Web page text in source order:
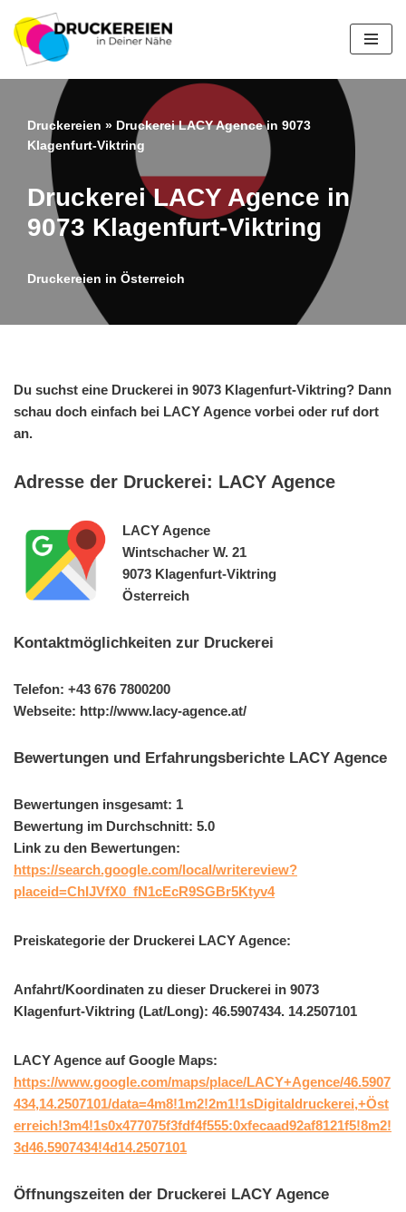
Zum
Inhalt
springen
Druckereien » Druckerei LACY Agence in 9073
Klagenfurt-Viktring
Druckerei LACY Agence in
9073 Klagenfurt-Viktring
Druckereien in Österreich
Du suchst eine Druckerei in 9073 Klagenfurt-Viktring? Dann
schau doch einfach bei LACY Agence vorbei oder ruf dort
an.
Adresse der Druckerei: LACY Agence
LACY Agence
Wintschacher W. 21
9073 Klagenfurt-Viktring
Österreich
Kontaktmöglichkeiten zur Druckerei
Telefon: +43 676 7800200
Webseite: http://www.lacy-agence.at/
Bewertungen und Erfahrungsberichte LACY Agence
Bewertungen insgesamt: 1
Bewertung im Durchschnitt: 5.0
Link zu den Bewertungen:
https://search.google.com/local/writereview?
placeid=ChIJVfX0_fN1cEcR9SGBr5Ktyv4
Preiskategorie der Druckerei LACY Agence:
Anfahrt/Koordinaten zu dieser Druckerei in 9073
Klagenfurt-Viktring (Lat/Long): 46.5907434. 14.2507101
LACY Agence auf Google Maps:
https://www.google.com/maps/place/LACY+Agence/46.5907
434,14.2507101/data=4m8!1m2!2m1!1sDigitaldruckerei,+Öst
erreich!3m4!1s0x477075f3fdf4f555:0xfecaad92af8121f5!8m2!
3d46.5907434!4d14.2507101
Öffnungszeiten der Druckerei LACY Agence